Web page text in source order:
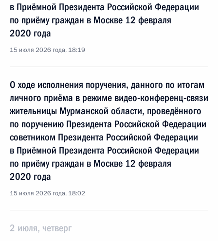
в Приёмной Президента Российской Федерации
по приёму граждан в Москве 12 февраля
2020 года
15 июля 2026 года, 18:19
О ходе исполнения поручения, данного по итогам
личного приёма в режиме видео-конференц-связи
жительницы Мурманской области, проведённого
по поручению Президента Российской Федерации
советником Президента Российской Федерации
в Приёмной Президента Российской Федерации
по приёму граждан в Москве 12 февраля
2020 года
15 июля 2026 года, 18:02
2 июля, четверг